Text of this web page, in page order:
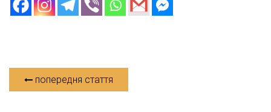
попередня стаття